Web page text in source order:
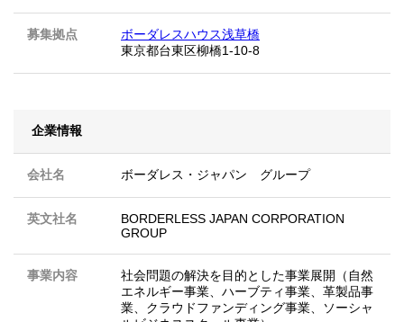
募集拠点
ボーダレスハウス浅草橋
東京都台東区柳橋1-10-8
企業情報
会社名 ボーダレス・ジャパン グループ
英文社名
BORDERLESS JAPAN CORPORATION
GROUP
事業内容
社会問題の解決を目的とした事業展開（自然
エネルギー事業、ハーブティ事業、革製品事
業、クラウドファンディング事業、ソーシャ